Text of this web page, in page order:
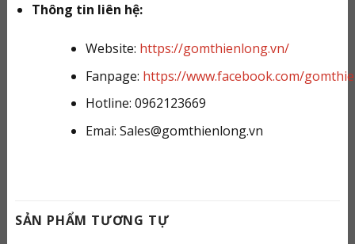
Thông tin liên hệ:
Website: https://gomthienlong.vn/
Fanpage: https://www.facebook.com/
Hotline: 0962123669
Emai: Sales@gomthienlong.vn
SẢN PHẨM TƯƠNG TỰ